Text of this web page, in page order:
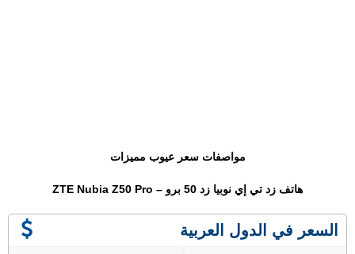
مواصفات سعر عيوب مميزات
هاتف زد تي إي نوبيا زد 50 برو – ZTE Nubia Z50 Pro
السعر في الدول العربية